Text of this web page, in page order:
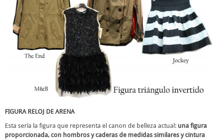
FIGURA RELOJ DE ARENA
Esta sería la figura que representa el canon de belleza actual: una figura
proporcionada, con hombros y caderas de medidas similares y cintura